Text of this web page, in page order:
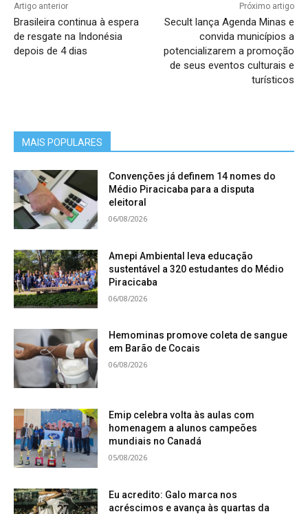
Artigo anterior
Brasileira continua à espera
de resgate na Indonésia
depois de 4 dias
Próximo artigo
Secult lança Agenda Minas e
convida municípios a
potencializarem a promoção
de seus eventos culturais e
turísticos
MAIS POPULARES
Convenções já definem 14 nomes do
Médio Piracicaba para a disputa
eleitoral
06/08/2026
Amepi Ambiental leva educação
sustentável a 320 estudantes do Médio
Piracicaba
06/08/2026
Hemominas promove coleta de sangue
em Barão de Cocais
06/08/2026
Emip celebra volta às aulas com
homenagem a alunos campeões
mundiais no Canadá
05/08/2026
Eu acredito: Galo marca nos
acréscimos e avança às quartas da